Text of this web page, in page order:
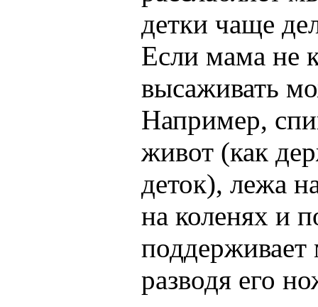
детки чаще
Если мама не
высаживать
Например,
живот (как
деток), лежа
на коленях и
разводя его